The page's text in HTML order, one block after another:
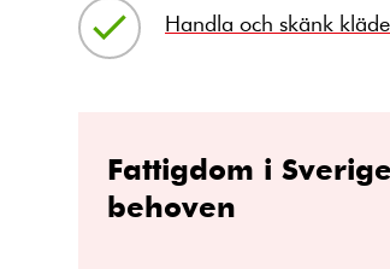
Handla och skänk
Fattigdom i
behoven